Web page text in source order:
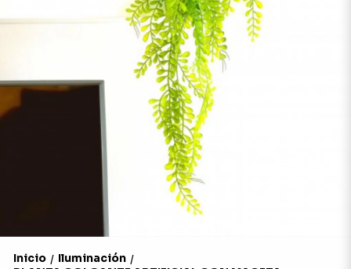
Inicio / Iluminación /